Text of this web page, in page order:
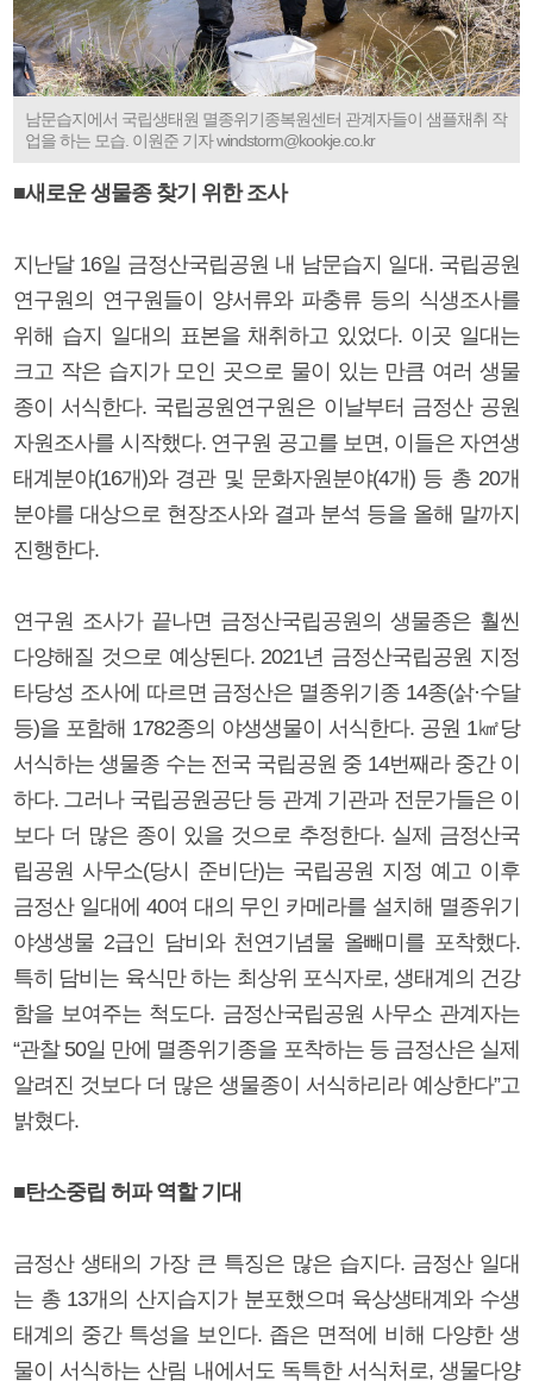
남문습지에서 국립생태원 멸종위기종복원센터 관계자들이 샘플채취 작
업을 하는 모습. 이원준 기자 windstorm@kookje.co.kr
■새로운 생물종 찾기 위한 조사
지난달 16일 금정산국립공원 내 남문습지 일대. 국립공원
연구원의 연구원들이 양서류와 파충류 등의 식생조사를
위해 습지 일대의 표본을 채취하고 있었다. 이곳 일대는
크고 작은 습지가 모인 곳으로 물이 있는 만큼 여러 생물
종이 서식한다. 국립공원연구원은 이날부터 금정산 공원
자원조사를 시작했다. 연구원 공고를 보면, 이들은 자연생
태계분야(16개)와 경관 및 문화자원분야(4개) 등 총 20개
분야를 대상으로 현장조사와 결과 분석 등을 올해 말까지
진행한다.
연구원 조사가 끝나면 금정산국립공원의 생물종은 훨씬
다양해질 것으로 예상된다. 2021년 금정산국립공원 지정
타당성 조사에 따르면 금정산은 멸종위기종 14종(삵·수달
등)을 포함해 1782종의 야생생물이 서식한다. 공원 1㎢당
서식하는 생물종 수는 전국 국립공원 중 14번째라 중간 이
하다. 그러나 국립공원공단 등 관계 기관과 전문가들은 이
보다 더 많은 종이 있을 것으로 추정한다. 실제 금정산국
립공원 사무소(당시 준비단)는 국립공원 지정 예고 이후
금정산 일대에 40여 대의 무인 카메라를 설치해 멸종위기
야생생물 2급인 담비와 천연기념물 올빼미를 포착했다.
특히 담비는 육식만 하는 최상위 포식자로, 생태계의 건강
함을 보여주는 척도다. 금정산국립공원 사무소 관계자는
“관찰 50일 만에 멸종위기종을 포착하는 등 금정산은 실제
알려진 것보다 더 많은 생물종이 서식하리라 예상한다”고
밝혔다.
■탄소중립 허파 역할 기대
금정산 생태의 가장 큰 특징은 많은 습지다. 금정산 일대
는 총 13개의 산지습지가 분포했으며 육상생태계와 수생
태계의 중간 특성을 보인다. 좁은 면적에 비해 다양한 생
물이 서식하는 산림 내에서도 독특한 서식처로, 생물다양